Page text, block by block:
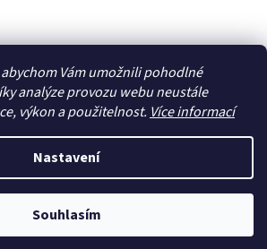
Vám umožnili pohodlné
analýze provozu webu neustále
výkon a použitelnost. Více informací
Nastavení
Souhlasím
Newsletter